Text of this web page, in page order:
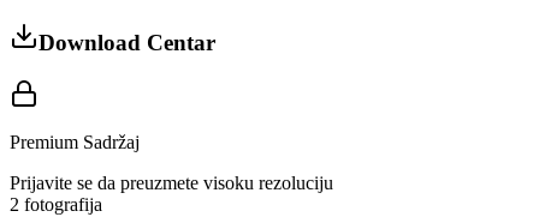
Download Centar
Premium Sadržaj
Prijavite se da preuzmete visoku rezoluciju
2 fotografija